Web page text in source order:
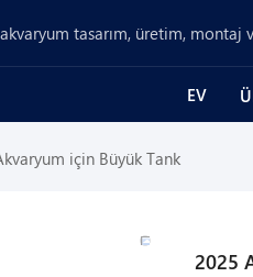
tasarım, üretim, montaj
EV
için Büyük Tank
2025